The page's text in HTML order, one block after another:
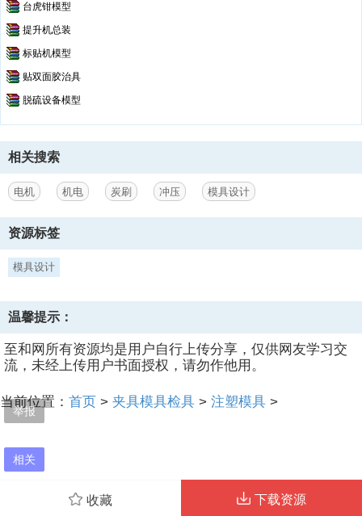
相关
举报
台虎钳模型
提升机总装
标贴机模型
贴双面胶治具
脱硫设备模型
相关搜索
电机 机电 炭刷 冲压 模具设计
资源标签
模具设计
收藏 下载资源
温馨提示：
至和网所有资源均是用户自行上传分享，仅供网友学习交
流，未经上传用户书面授权，请勿作他用。
当前位置： 首页 > 夹具模具检具 > 注塑模具 >